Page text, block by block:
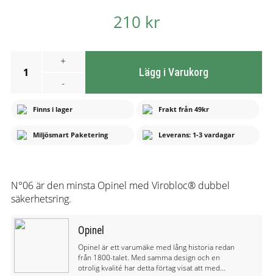
210 kr
1
+
-
Lägg i Varukorg
Finns i lager Frakt från 49kr
Miljösmart Paketering Leverans: 1-3 vardagar
N°06 är den minsta Opinel med Virobloc® dubbel
säkerhetsring.
Opinel
Opinel är ett varumäke med lång historia redan
från 1800-talet. Med samma design och en
otrolig kvalité har detta förtag visat att med